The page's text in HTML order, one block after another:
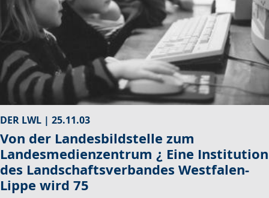
DER LWL | 25.11.03
Von der Landesbildstelle zum
Landesmedienzentrum ¿ Eine Institution
des Landschaftsverbandes Westfalen-
Lippe wird 75